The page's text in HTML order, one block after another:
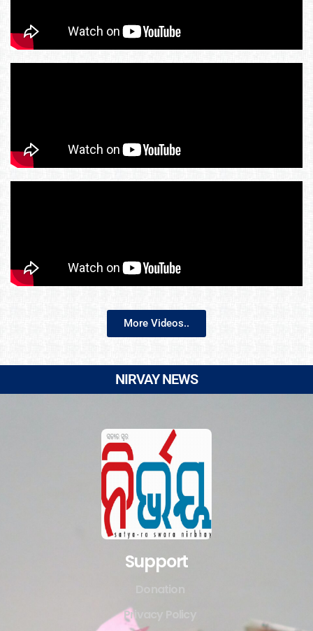
More Videos..
NIRVAY NEWS
Support
Privacy Policy